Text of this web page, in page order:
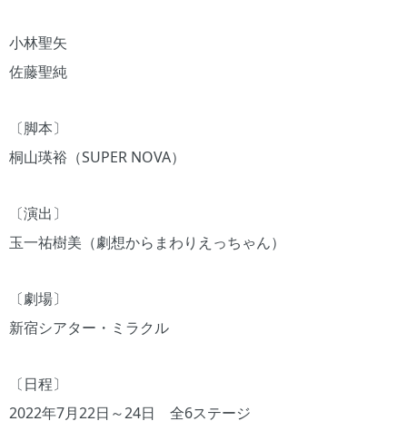
小林聖矢
佐藤聖純
〔脚本〕
桐山瑛裕（SUPER NOVA）
〔演出〕
玉一祐樹美（劇想からまわりえっちゃん）
〔劇場〕
新宿シアター・ミラクル
〔日程〕
2022年7月22日～24日 全6ステージ